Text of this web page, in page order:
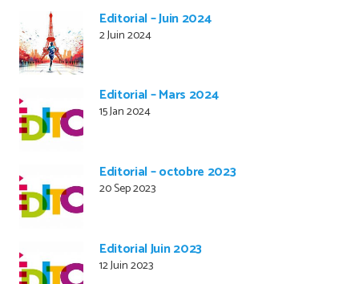
Editorial – Juin 2024
2 Juin 2024
Editorial – Mars 2024
15 Jan 2024
Editorial – octobre 2023
20 Sep 2023
Editorial Juin 2023
12 Juin 2023